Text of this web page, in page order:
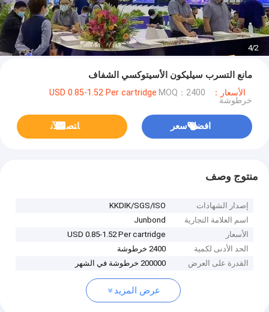
2
/
4
مانع التسرب سيليكون الأسيتوكسي الشفاف
الأسعار：USD 0.85-1.52 Per cartridge MOQ：2400
خرطوشة
افضل سعر ﺎﺘﺼﻟ ﺍﻶﻧ
منتوج وصف
إصدار الشهادات
KKDIK/SGS/ISO
اسم العلامة التجارية
Junbond
الأسعار
USD 0.85-1.52 Per cartridge
الحد الأدنى لكمية
2400 خرطوشة
القدرة على العرض
200000 خرطوشة في الشهر
عرض المزيد